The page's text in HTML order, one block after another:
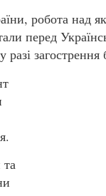
робота над
перед
загострення